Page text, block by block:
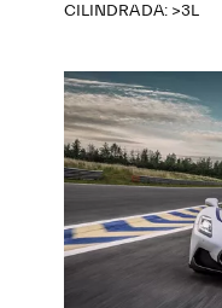
CILINDRADA: >3L